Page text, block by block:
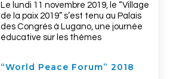
Le lundi 11 novembre 2019, le “Village
de la paix 2019” s’est tenu au Palais
des Congrés à Lugano, une journée
éducative sur les thèmes
“World Peace Forum” 2018